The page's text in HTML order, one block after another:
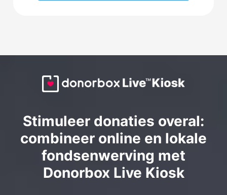
Stimuleer donaties overal:
combineer online en lokale
fondsenwerving met
Donorbox Live Kiosk